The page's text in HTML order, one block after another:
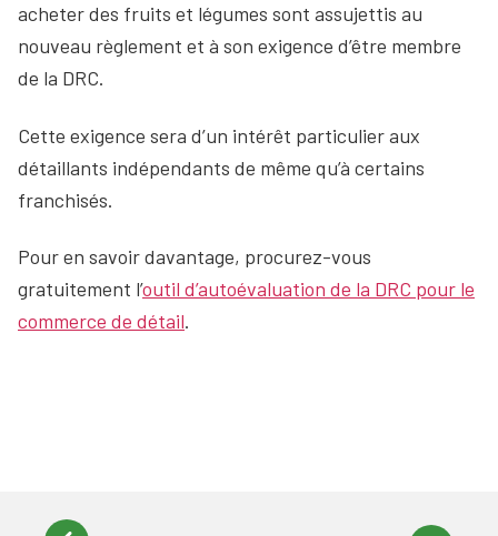
acheter des fruits et légumes sont assujettis au
nouveau règlement et à son exigence d’être membre
de la DRC.
Cette exigence sera d’un intérêt particulier aux
détaillants indépendants de même qu’à certains
franchisés.
Pour en savoir davantage, procurez-vous
gratuitement l’outil d’autoévaluation de la DRC pour le
commerce de détail.